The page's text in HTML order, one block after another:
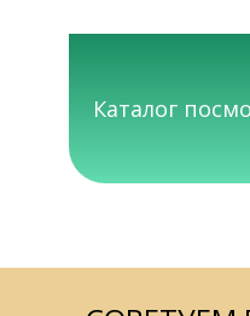
Каталог